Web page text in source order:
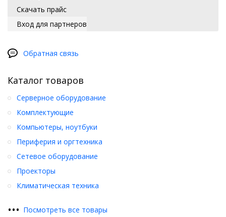
Скачать прайс
Вход для партнеров
Обратная связь
Каталог товаров
Серверное оборудование
Комплектующие
Компьютеры, ноутбуки
Периферия и оргтехника
Сетевое оборудование
Проекторы
Климатическая техника
••• Посмотреть все товары